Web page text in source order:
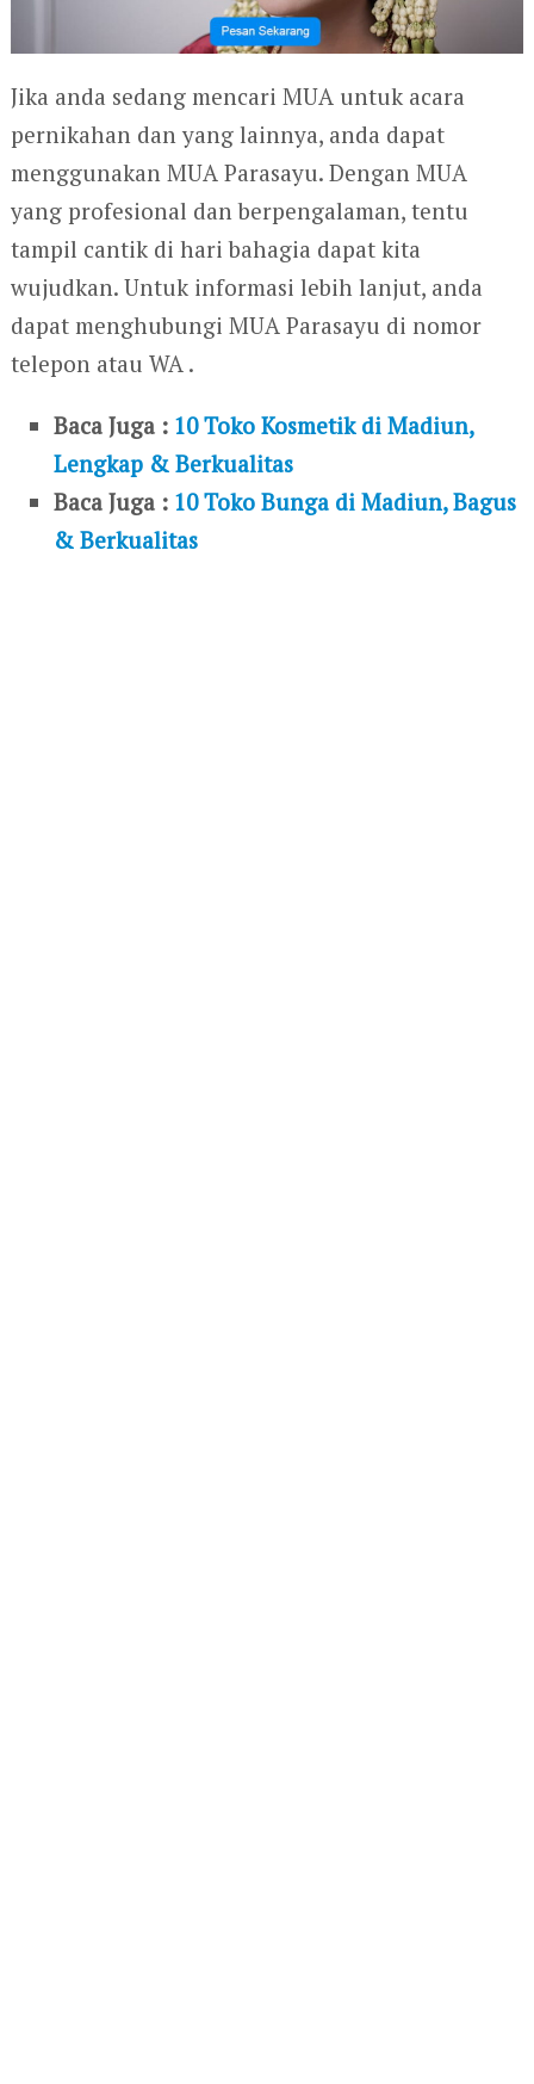
Jika anda sedang mencari MUA untuk acara
pernikahan dan yang lainnya, anda dapat
menggunakan MUA Parasayu. Dengan MUA
yang profesional dan berpengalaman, tentu
tampil cantik di hari bahagia dapat kita
wujudkan. Untuk informasi lebih lanjut, anda
dapat menghubungi MUA Parasayu di nomor
telepon atau WA .
Baca Juga : 10 Toko Kosmetik di Madiun,
Lengkap & Berkualitas
Baca Juga : 10 Toko Bunga di Madiun, Bagus
& Berkualitas